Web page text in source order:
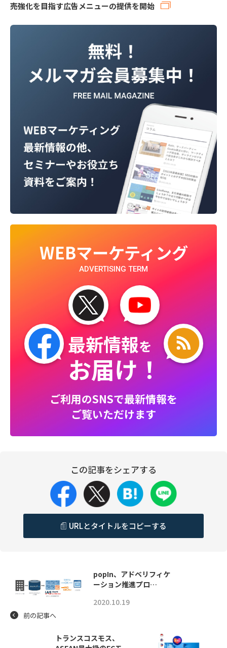
売強化を目指す広告メニューの提供を開始
WEBマーケティング
ADVERTISING TERM
最新情報を
お届け！
ご利用のSNSで最新情報を
ご覧いただけます
この記事をシェアする
URLとタイトルをコピーする
popIn、アドベリフィケ
ーション推進プロ…
2020.10.19
前の記事へ
トランスコスモス、